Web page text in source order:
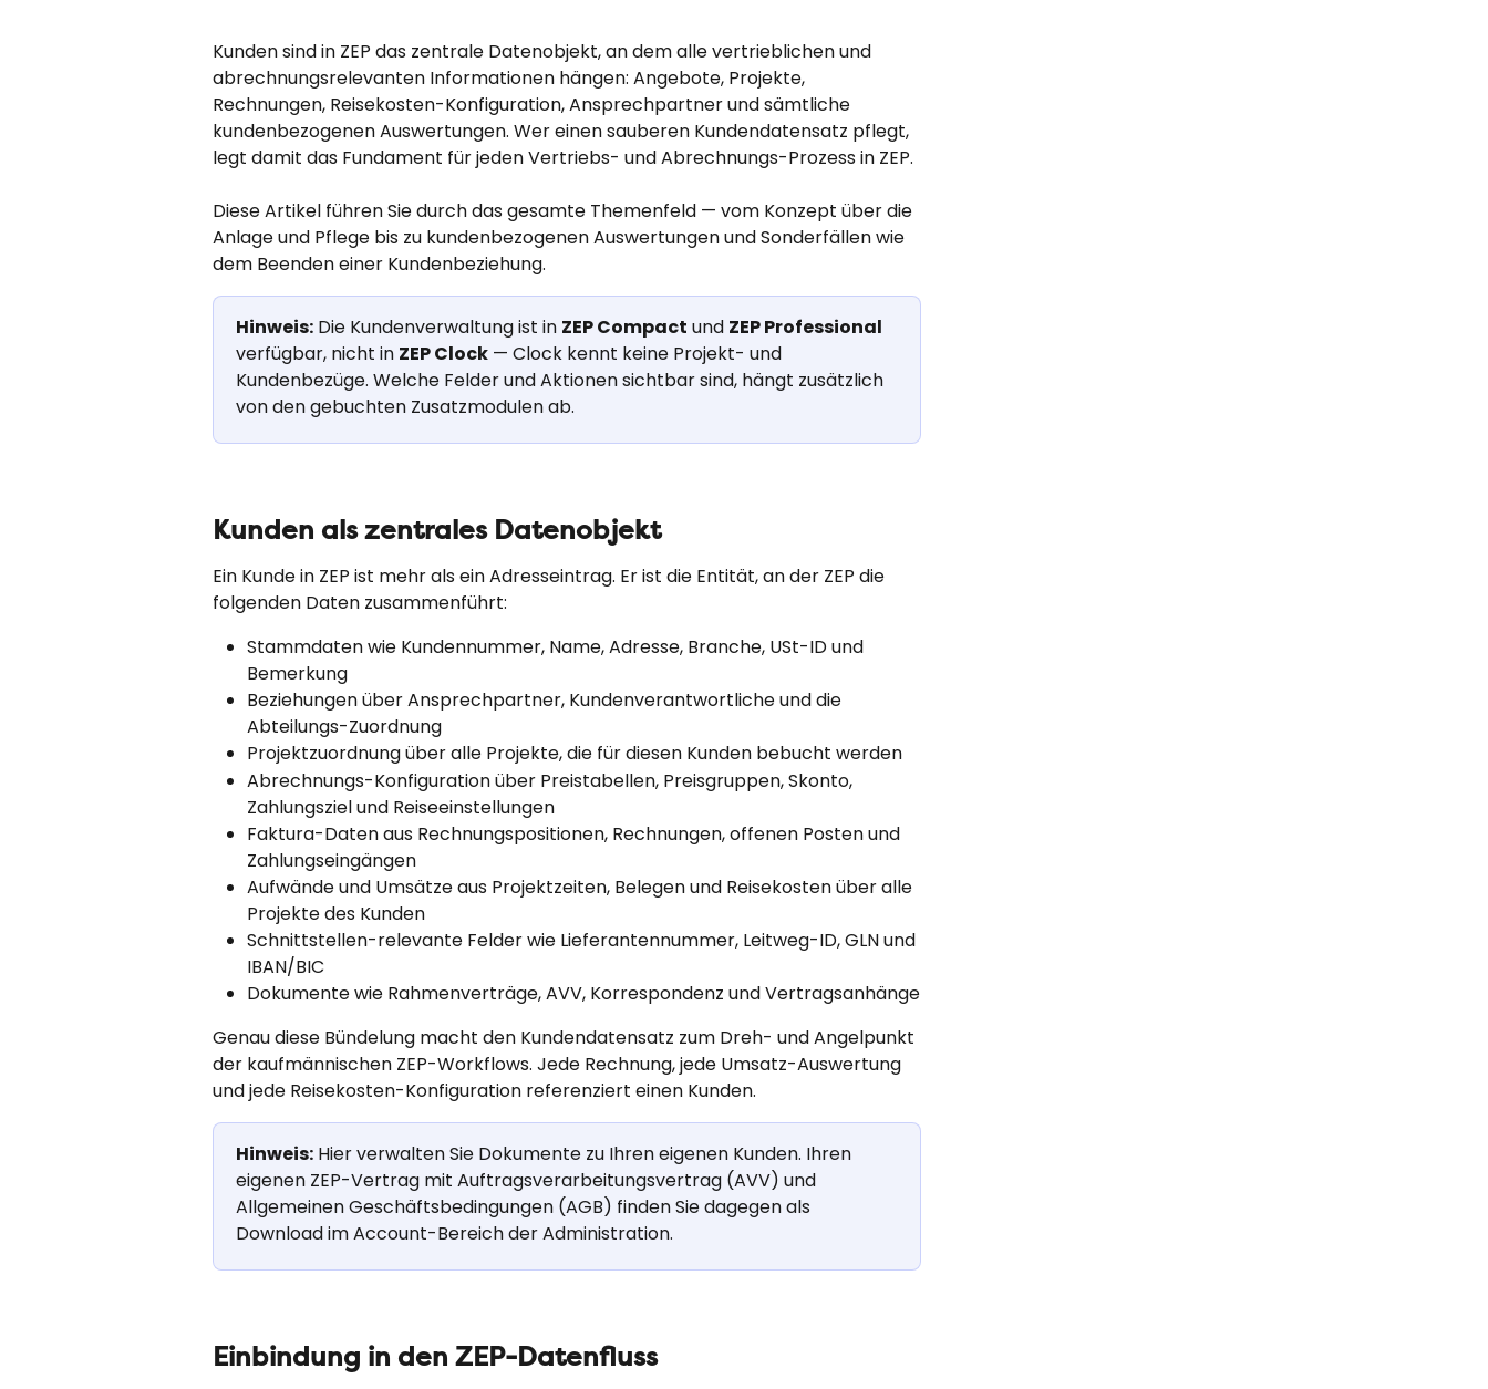
Kunden sind in ZEP das zentrale Datenobjekt, an dem alle vertrieblichen und
abrechnungsrelevanten Informationen hängen: Angebote, Projekte,
Rechnungen, Reisekosten-Konfiguration, Ansprechpartner und sämtliche
kundenbezogenen Auswertungen. Wer einen sauberen Kundendatensatz pflegt,
legt damit das Fundament für jeden Vertriebs- und Abrechnungs-Prozess in ZEP.
Diese Artikel führen Sie durch das gesamte Themenfeld — vom Konzept über die
Anlage und Pflege bis zu kundenbezogenen Auswertungen und Sonderfällen wie
dem Beenden einer Kundenbeziehung.
Hinweis: Die Kundenverwaltung ist in ZEP Compact und ZEP Professional
verfügbar, nicht in ZEP Clock — Clock kennt keine Projekt- und
Kundenbezüge. Welche Felder und Aktionen sichtbar sind, hängt zusätzlich
von den gebuchten Zusatzmodulen ab.
Kunden als zentrales Datenobjekt
Ein Kunde in ZEP ist mehr als ein Adresseintrag. Er ist die Entität, an der ZEP die
folgenden Daten zusammenführt:
Stammdaten wie Kundennummer, Name, Adresse, Branche, USt-ID und
Bemerkung
Beziehungen über Ansprechpartner, Kundenverantwortliche und die
Abteilungs-Zuordnung
Projektzuordnung über alle Projekte, die für diesen Kunden bebucht werden
Abrechnungs-Konfiguration über Preistabellen, Preisgruppen, Skonto,
Zahlungsziel und Reiseeinstellungen
Faktura-Daten aus Rechnungspositionen, Rechnungen, offenen Posten und
Zahlungseingängen
Aufwände und Umsätze aus Projektzeiten, Belegen und Reisekosten über alle
Projekte des Kunden
Schnittstellen-relevante Felder wie Lieferantennummer, Leitweg-ID, GLN und
IBAN/BIC
Dokumente wie Rahmenverträge, AVV, Korrespondenz und Vertragsanhänge
Genau diese Bündelung macht den Kundendatensatz zum Dreh- und Angelpunkt
der kaufmännischen ZEP-Workflows. Jede Rechnung, jede Umsatz-Auswertung
und jede Reisekosten-Konfiguration referenziert einen Kunden.
Hinweis: Hier verwalten Sie Dokumente zu Ihren eigenen Kunden. Ihren
eigenen ZEP-Vertrag mit Auftragsverarbeitungsvertrag (AVV) und
Allgemeinen Geschäftsbedingungen (AGB) finden Sie dagegen als
Download im Account-Bereich der Administration.
Einbindung in den ZEP-Datenfluss